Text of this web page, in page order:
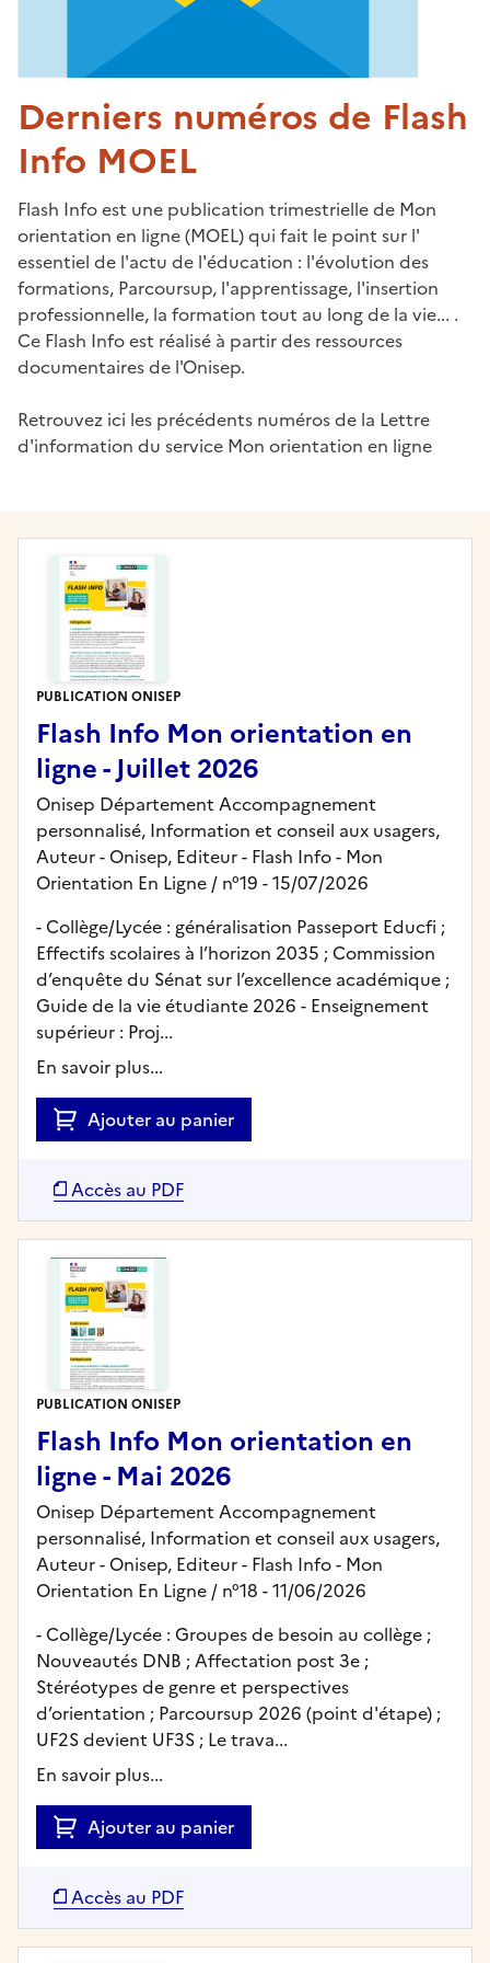
Derniers numéros de Flash
Info MOEL
Flash Info est une publication trimestrielle de Mon
orientation en ligne (MOEL) qui fait le point sur l'
essentiel de l'actu de l'éducation : l'évolution des
formations, Parcoursup, l'apprentissage, l'insertion
professionnelle, la formation tout au long de la vie... .
Ce Flash Info est réalisé à partir des ressources
documentaires de l'Onisep.
Retrouvez ici les précédents numéros de la Lettre
d'information du service Mon orientation en ligne
PUBLICATION ONISEP
Flash Info Mon orientation en
ligne - Juillet 2026
Onisep Département Accompagnement
personnalisé, Information et conseil aux usagers,
Auteur - Onisep, Editeur- Flash Info - Mon
Orientation En Ligne / n°19 - 15/07/2026
- Collège/Lycée : généralisation Passeport Educfi ;
Effectifs scolaires à l’horizon 2035 ; Commission
d’enquête du Sénat sur l’excellence académique ;
Guide de la vie étudiante 2026 - Enseignement
supérieur : Proj...
En savoir plus...
Ajouter au panier
Accès au PDF
PUBLICATION ONISEP
Flash Info Mon orientation en
ligne - Mai 2026
Onisep Département Accompagnement
personnalisé, Information et conseil aux usagers,
Auteur - Onisep, Editeur- Flash Info - Mon
Orientation En Ligne / n°18 - 11/06/2026
- Collège/Lycée : Groupes de besoin au collège ;
Nouveautés DNB ; Affectation post 3e ;
Stéréotypes de genre et perspectives
d’orientation ; Parcoursup 2026 (point d'étape) ;
UF2S devient UF3S ; Le trava...
En savoir plus...
Ajouter au panier
Accès au PDF